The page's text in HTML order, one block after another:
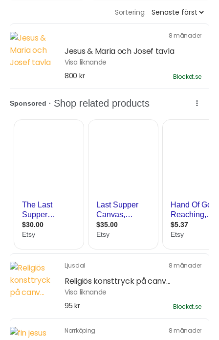
Sortering:
8 månader
Jesus & Maria och Josef tavla
Visa liknande
800 kr
Blocket.se
Ljusdal 8 månader
Religiös konsttryck på canv...
Visa liknande
95 kr
Blocket.se
Norrköping 8 månader